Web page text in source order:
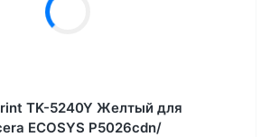
TK-5240Y Желтый для
ECOSYS P5026cdn/